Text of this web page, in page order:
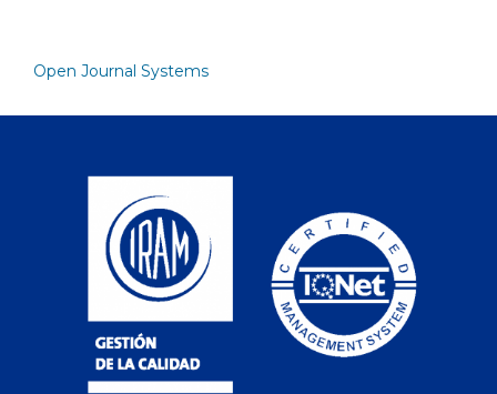
Open Journal Systems